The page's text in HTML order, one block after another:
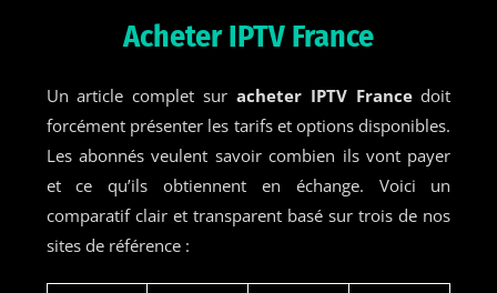
Acheter IPTV France
Un article complet sur acheter IPTV Francedoit
forcément présenter les tarifs et options disponibles.
Les abonnés veulent savoir combien ils vont payer
et ce qu’ils obtiennent en échange. Voici un
comparatif clair et transparent basé sur trois de nos
sites de référence :